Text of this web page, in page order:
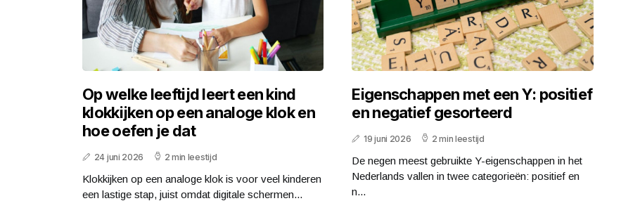
Op welke leeftijd leert een kind
klokkijken op een analoge klok en
hoe oefen je dat
24 juni 2026 2 min leestijd
Klokkijken op een analoge klok is voor veel kinderen
een lastige stap, juist omdat digitale schermen...
Eigenschappen met een Y: positief
en negatief gesorteerd
19 juni 2026 2 min leestijd
De negen meest gebruikte Y-eigenschappen in het
Nederlands vallen in twee categorieën: positief en
n...